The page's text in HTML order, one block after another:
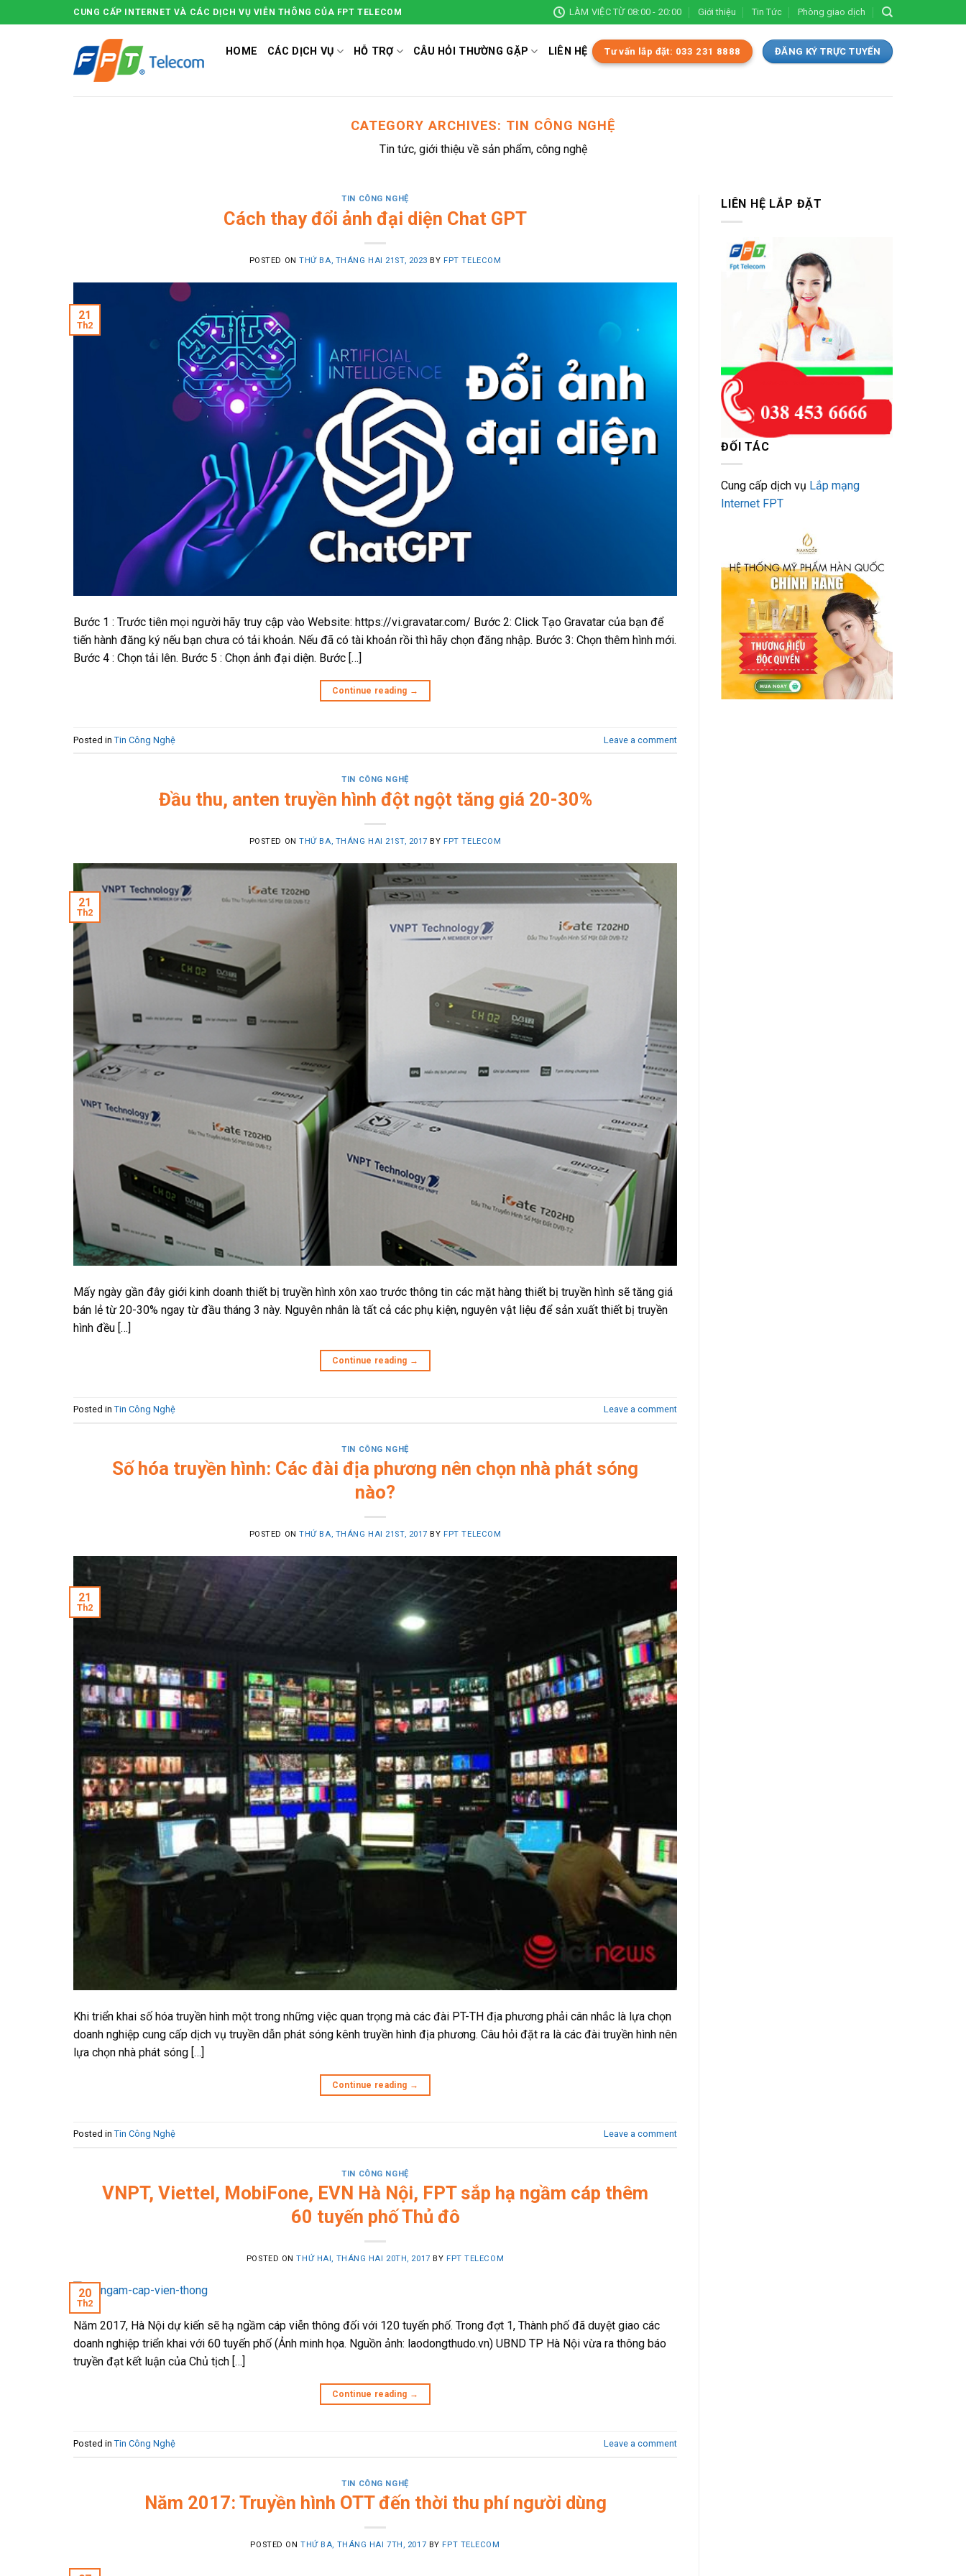
to
CUNG CẤP INTERNET VÀ CÁC DỊCH VỤ VIỄN THÔNG CỦA FPT TELECOM LÀM VIỆC TỪ 08:00 - 20:00 Giới thiệu Tin Tức Phòng giao dịch
HOME CÁC DỊCH VỤ HỖ TRỢ CÂU HỎI THƯỜNG GẶP LIÊN HỆ Tư vấn lắp đặt: 033 231 8888 ĐĂNG KÝ TRỰC TUYẾN
CATEGORY ARCHIVES: TIN CÔNG NGHỆ
Tin tức, giới thiệu về sản phẩm, công nghệ
TIN CÔNG NGHỆ
Cách thay đổi ảnh đại diện Chat GPT
POSTED ONTHỨ BA, THÁNG HAI 21ST, 2023 BY FPT TELECOM
21
Th2
Bước 1 : Trước tiên mọi người hãy truy cập vào Website: https://vi.gravatar.com/ Bước 2: Click Tạo Gravatar của bạn để
tiến hành đăng ký nếu bạn chưa có tải khoản. Nếu đã có tài khoản rồi thì hãy chọn đăng nhập. Bước 3: Chọn thêm hình mới.
Bước 4 : Chọn tải lên. Bước 5 : Chọn ảnh đại diện. Bước […]
Continue reading →
Posted in Tin Công Nghệ Leave a comment
TIN CÔNG NGHỆ
Đầu thu, anten truyền hình đột ngột tăng giá 20-30%
POSTED ONTHỨ BA, THÁNG HAI 21ST, 2017 BY FPT TELECOM
21
Th2
Mấy ngày gần đây giới kinh doanh thiết bị truyền hình xôn xao trước thông tin các mặt hàng thiết bị truyền hình sẽ tăng giá
bán lẻ từ 20-30% ngay từ đầu tháng 3 này. Nguyên nhân là tất cả các phụ kiện, nguyên vật liệu để sản xuất thiết bị truyền
hình đều […]
Continue reading →
Posted in Tin Công Nghệ Leave a comment
TIN CÔNG NGHỆ
Số hóa truyền hình: Các đài địa phương nên chọn nhà phát sóng
nào?
POSTED ONTHỨ BA, THÁNG HAI 21ST, 2017 BY FPT TELECOM
21
Th2
Khi triển khai số hóa truyền hình một trong những việc quan trọng mà các đài PT-TH địa phương phải cân nhắc là lựa chọn
doanh nghiệp cung cấp dịch vụ truyền dẫn phát sóng kênh truyền hình địa phương. Câu hỏi đặt ra là các đài truyền hình nên
lựa chọn nhà phát sóng […]
Continue reading →
Posted in Tin Công Nghệ Leave a comment
TIN CÔNG NGHỆ
VNPT, Viettel, MobiFone, EVN Hà Nội, FPT sắp hạ ngầm cáp thêm
60 tuyến phố Thủ đô
POSTED ONTHỨ HAI, THÁNG HAI 20TH, 2017 BY FPT TELECOM
20
Th2
Năm 2017, Hà Nội dự kiến sẽ hạ ngầm cáp viễn thông đối với 120 tuyến phố. Trong đợt 1, Thành phố đã duyệt giao các
doanh nghiệp triển khai với 60 tuyến phố (Ảnh minh họa. Nguồn ảnh: laodongthudo.vn) UBND TP Hà Nội vừa ra thông báo
truyền đạt kết luận của Chủ tịch […]
Continue reading →
Posted in Tin Công Nghệ Leave a comment
TIN CÔNG NGHỆ
Năm 2017: Truyền hình OTT đến thời thu phí người dùng
POSTED ONTHỨ BA, THÁNG HAI 7TH, 2017 BY FPT TELECOM
LIÊN HỆ LẮP ĐẶT
ĐỐI TÁC
Cung cấp dịch vụ Lắp mạng
Internet FPT